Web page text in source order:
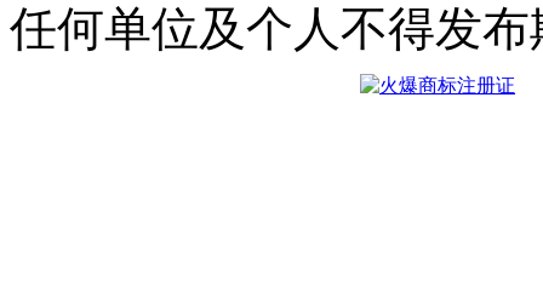
任何单位及个人不得发